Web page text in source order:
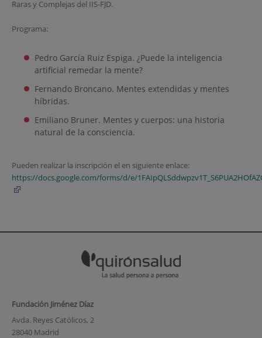
Raras y Complejas del IIS-FJD.
Programa:
Pedro García Ruiz Espiga. ¿Puede la inteligencia
artificial remedar la mente?
Fernando Broncano. Mentes extendidas y mentes
híbridas.
Emiliano Bruner. Mentes y cuerpos: una historia
natural de la consciencia.
Pueden realizar la inscripción el en siguiente enlace:
https://docs.google.com/forms/d/e/
Fundación Jiménez Díaz
Avda. Reyes Católicos, 2
28040 Madrid